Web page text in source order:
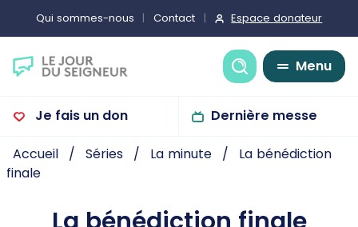
Qui sommes-nous Contact Espace donateur
Recherche
Menu
Je fais un don Dernière messe
Accueil Séries La minute
La bénédiction
finale